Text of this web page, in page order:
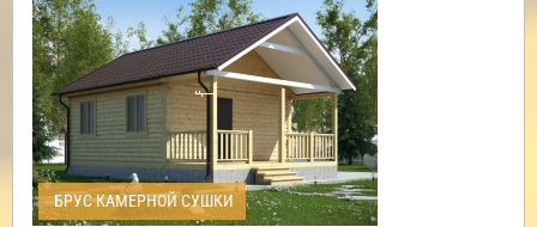
БРУС КАМЕРНОЙ СУШКИ